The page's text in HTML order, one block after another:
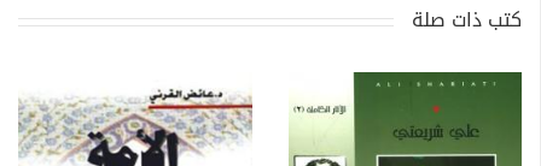
كتب ذات صلة